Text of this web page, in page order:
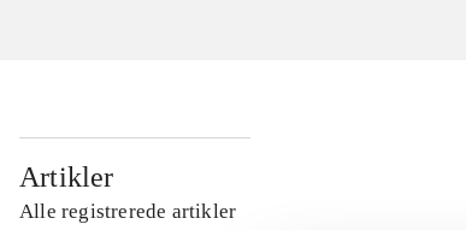
Artikler
Alle registrerede artikler